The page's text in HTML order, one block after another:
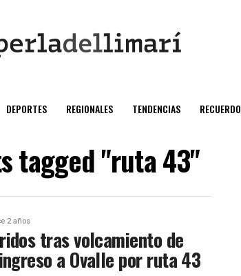
DEPORTES REGIONALES TENDENCIAS RECUERDO
tagged "ruta 43"
2 años
tras volcamiento de
a Ovalle por ruta 43